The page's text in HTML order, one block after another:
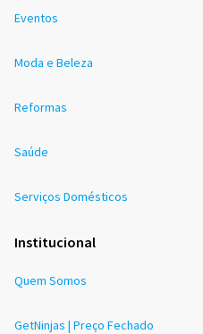
Eventos
Moda e Beleza
Reformas
Saúde
Serviços Domésticos
Institucional
Quem Somos
GetNinjas | Preço Fechado